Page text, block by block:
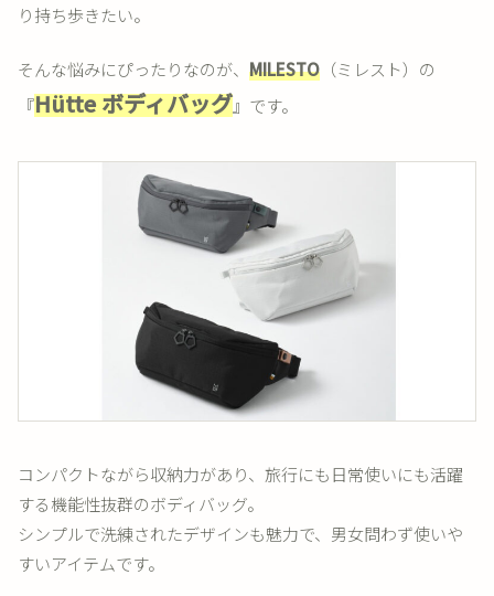
り持ち歩きたい。
そんな悩みにぴったりなのが、 MILESTO （ミレスト）の
『Hütte ボディバッグ』です。
コンパクトながら収納力があり、旅行にも日常使いにも活躍
する機能性抜群のボディバッグ。
シンプルで洗練されたデザインも魅力で、男女問わず使いや
すいアイテムです。